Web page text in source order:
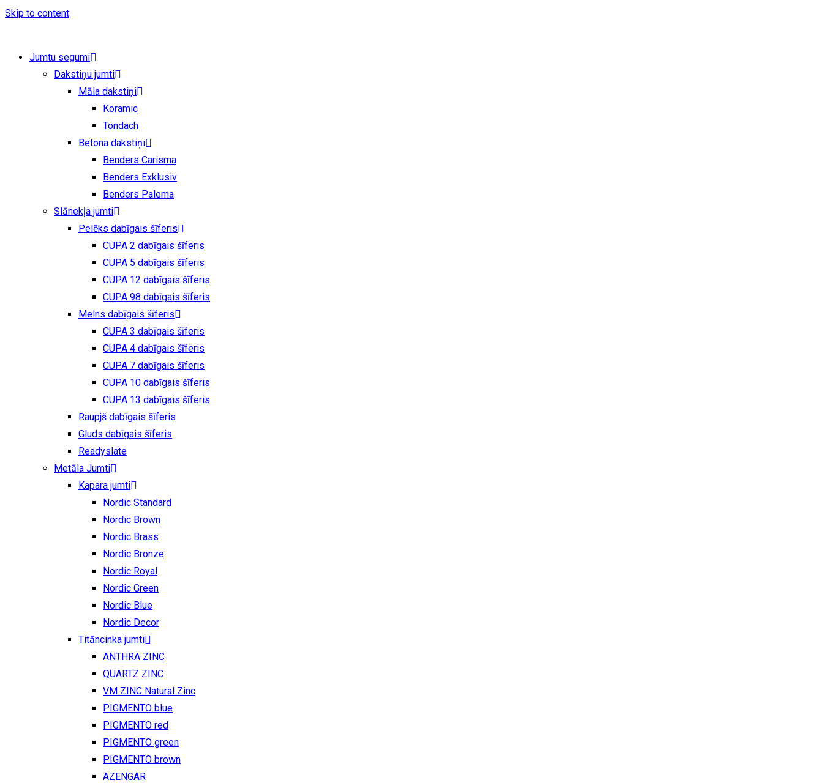
Skip to content
Jumtu segumi
Dakstiņu jumti
Māla dakstiņi
Koramic
Tondach
Betona dakstiņi
Benders Carisma
Benders Exklusiv
Benders Palema
Slānekļa jumti
Pelēks dabīgais šīferis
CUPA 2 dabīgais šīferis
CUPA 5 dabīgais šīferis
CUPA 12 dabīgais šīferis
CUPA 98 dabīgais šīferis
Melns dabīgais šīferis
CUPA 3 dabīgais šīferis
CUPA 4 dabīgais šīferis
CUPA 7 dabīgais šīferis
CUPA 10 dabīgais šīferis
CUPA 13 dabīgais šīferis
Raupjš dabīgais šīferis
Gluds dabīgais šīferis
Readyslate
Metāla Jumti
Kapara jumti
Nordic Standard
Nordic Brown
Nordic Brass
Nordic Bronze
Nordic Royal
Nordic Green
Nordic Blue
Nordic Decor
Titāncinka jumti
ANTHRA ZINC
QUARTZ ZINC
VM ZINC Natural Zinc
PIGMENTO blue
PIGMENTO red
PIGMENTO green
PIGMENTO brown
AZENGAR